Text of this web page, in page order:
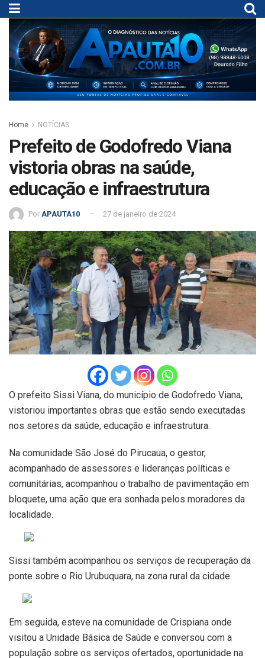
Home NOTÍCIAS
Prefeito de Godofredo Viana
vistoria obras na saúde,
educação e infraestrutura
Por APAUTA10 27 de janeiro de 2024
O prefeito Sissi Viana, do município de Godofredo Viana,
vistoriou importantes obras que estão sendo executadas
nos setores da saúde, educação e infraestrutura.
Na comunidade São José do Pirucaua, o gestor,
acompanhado de assessores e lideranças políticas e
comunitárias, acompanhou o trabalho de pavimentação em
bloquete, uma ação que era sonhada pelos moradores da
localidade.
Sissi também acompanhou os serviços de recuperação da
ponte sobre o Rio Urubuquara, na zona rural da cidade.
Em seguida, esteve na comunidade de Crispiana onde
visitou a Unidade Básica de Saúde e conversou com a
população sobre os serviços ofertados, oportunidade na